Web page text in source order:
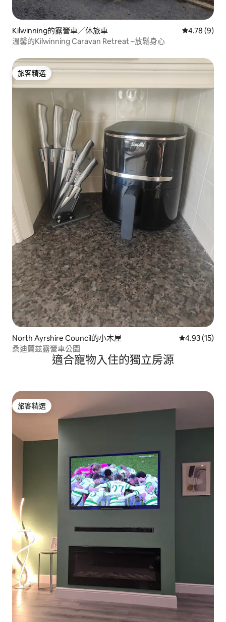
Kilwinning的露營車／休旅車 從 9 則評價
4.78 (9)
溫馨的Kilwinning Caravan Retreat –放鬆身心
旅客精選
旅客精選
North Ayrshire Council的小木屋 從 15 則評價
4.93 (15)
桑迪蘭兹露營車公園
適合寵物入住的獨立房源
旅客精選
旅客精選